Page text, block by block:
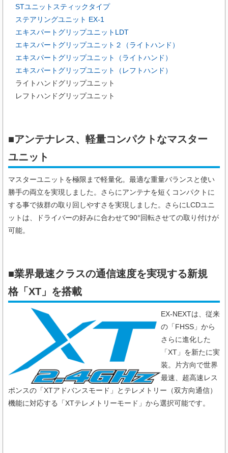
STユニットスティックタイプ
ステアリングユニット EX-1
エキスパートグリップユニットLDT
エキスパートグリップユニット２（ライトハンド）
エキスパートグリップユニット（ライトハンド）
エキスパートグリップユニット（レフトハンド）
ライトハンドグリップユニット
レフトハンドグリップユニット
■アンテナレス、軽量コンパクトなマスター
ユニット
マスターユニットを極限まで軽量化。最適な重量バランスと使い
勝手の両立を実現しました。さらにアンテナを短くコンパクトに
する事で抜群の取り回しやすさを実現しました。さらにLCDユニ
ットは、ドライバーの好みに合わせて90°回転させての取り付けが
可能。
■業界最速クラスの通信速度を実現する新規
格「XT」を搭載
EX-NEXTは、従来
の「FHSS」から
さらに進化した
「XT」を新たに実
装。片方向で世界
最速、超高速レス
ポンスの「XTアドバンスモード」とテレメトリー（双方向通信）
機能に対応する「XTテレメトリーモード」から選択可能です。